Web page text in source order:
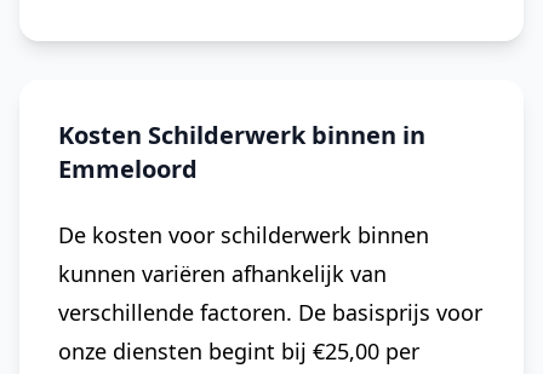
Kosten Schilderwerk binnen in
Emmeloord
De kosten voor schilderwerk binnen
kunnen variëren afhankelijk van
verschillende factoren. De basisprijs voor
onze diensten begint bij €25,00 per